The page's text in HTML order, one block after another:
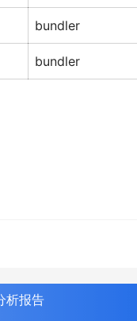
bundler
bundler
析报告